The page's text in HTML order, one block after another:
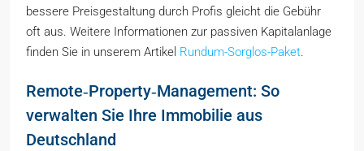
bessere Preisgestaltung durch Profis gleicht die Gebühr
oft aus. Weitere Informationen zur passiven Kapitalanlage
finden Sie in unserem Artikel Rundum-Sorglos-Paket.
Remote‑Property‑Management: So
verwalten Sie Ihre Immobilie aus
Deutschland